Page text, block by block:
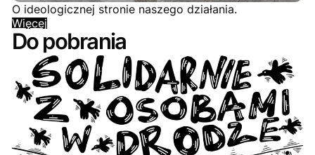
O ideologicznej stronie naszego działania.
Więcej
Do pobrania